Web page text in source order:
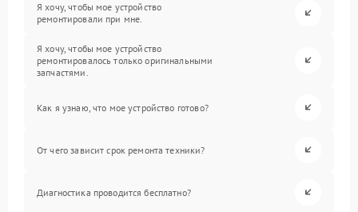
Я хочу, чтобы мое устройство
ремонтировали при мне.
Я хочу, чтобы мое устройство
ремонтировалось только оригинальными
запчастями.
Как я узнаю, что мое устройство готово?
От чего зависит срок ремонта техники?
Диагностика проводится бесплатно?